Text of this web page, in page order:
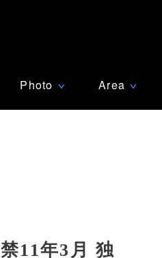
Photo ∨ Area ∨
11年3月 独